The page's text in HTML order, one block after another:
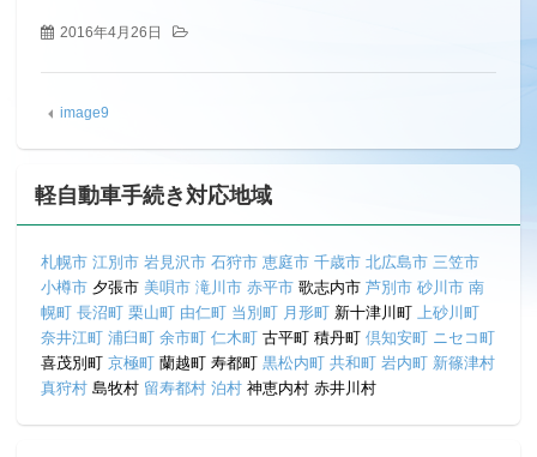
2016年4月26日
image9
軽自動車手続き対応地域
札幌市 江別市 岩見沢市 石狩市 恵庭市 千歳市 北広島市 三笠市
小樽市 夕張市 美唄市 滝川市 赤平市 歌志内市 芦別市 砂川市 南
幌町 長沼町 栗山町 由仁町 当別町 月形町 新十津川町
上砂川町
奈井江町 浦臼町 余市町 仁木町 古平町 積丹町 倶知安町 ニセコ町
喜茂別町 京極町 蘭越町 寿都町 黒松内町 共和町 岩内町 新篠津村
真狩村 島牧村 留寿都村 泊村 神恵内村 赤井川村